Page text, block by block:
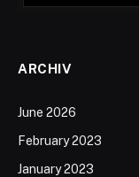
ARCHIV
June 2026
February 2023
January 2023